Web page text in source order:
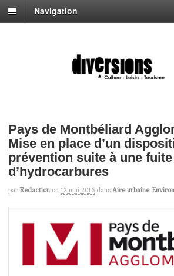
Navigation
Pays de Montbéliard
Mise en place d’un
prévention suite à une fuite
d’hydrocarbures
par Redaction on 12 mai 2016 dans Aire urbaine,